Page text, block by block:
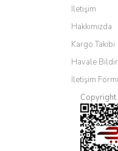
Bu
İletişim
Hakkımızda
Kargo Takibi
Havale
İletişim